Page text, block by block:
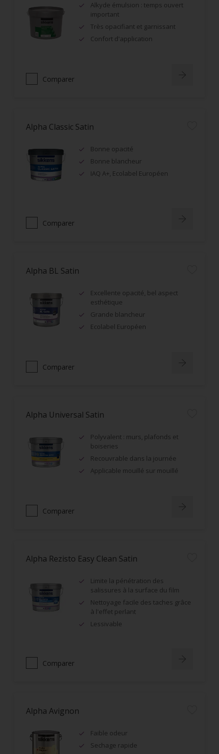
Alkyde émulsion : temps ouvert
important
Très opacifiant et garnissant
Confort d'application
Comparer
Alpha Classic Satin
Bonne opacité
Bonne blancheur
IAQ A+, Ecolabel Européen
Comparer
Alpha BL Satin
Excellente opacité, bel aspect
esthétique
Grande blancheur
Ecolabel Européen
Comparer
Alpha Universal Satin
Polyvalent : murs, plafonds et
boiseries
Recouvrable dans la journée
Applicable mouillé sur mouillé
Comparer
Alpha Rezisto Easy Clean Satin
Limite la pénétration des
salissures à la surface du film
Nettoyage facile des taches grâce
à l'effet perlant
Lessivable
Comparer
Alpha Avignon
Faible odeur
Sechage rapide